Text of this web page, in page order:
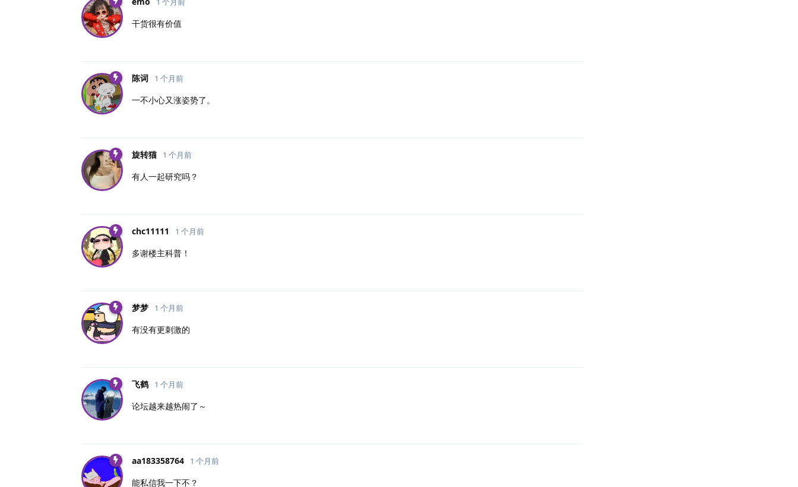
干货很有价值
陈词 1 个月前
一不小心又涨姿势了。
旋转猫 1 个月前
有人一起研究吗？
chc11111 1 个月前
多谢楼主科普！
梦梦 1 个月前
有没有更刺激的
飞鹤 1 个月前
论坛越来越热闹了～
aa183358764 1 个月前
能私信我一下不？